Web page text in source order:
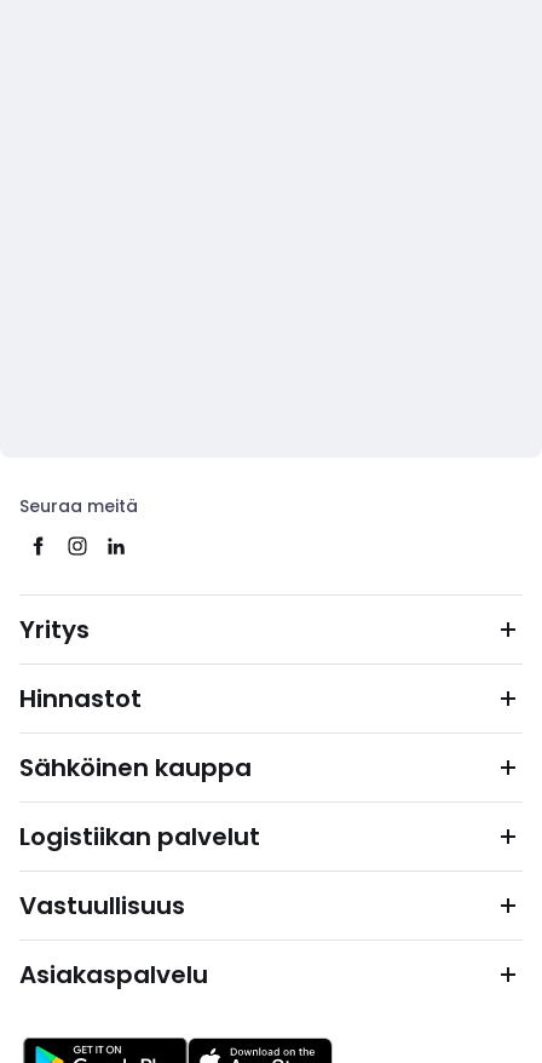
Seuraa meitä
Yritys
Hinnastot
Sähköinen kauppa
Logistiikan palvelut
Vastuullisuus
Asiakaspalvelu